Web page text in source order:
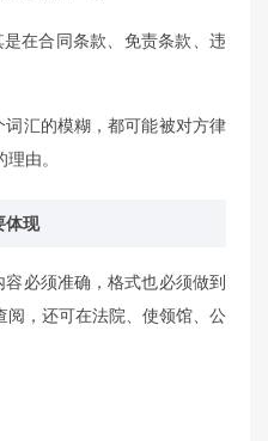
在合同条款、免责条款、违
汇的模糊，都可能被对方律
由。
体现
必须准确，格式也必须做到
阅，还可在法院、使领馆、公